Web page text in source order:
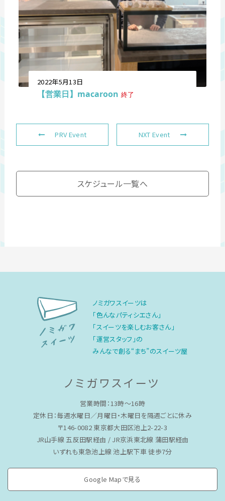
2022年5月13日
【営業日】macaroon 終了
PRV Event NXT Event
スケジュール一覧へ
ノミガワスイーツは
「色んなパティシエさん」
「スイーツを楽しむお客さん」
「運営スタッフ」の
みんなで創る“まち”のスイーツ屋
ノミガワスイーツ
営業時間：13時〜16時
定休日：毎週水曜日／月曜日・木曜日を隔週ごとに休み
〒146-0082 東京都大田区池上2-22-3
JR山手線 五反田駅経由 / JR京浜東北線 蒲田駅経由
いずれも東急池上線 池上駅下車 徒歩7分
Google Mapで見る